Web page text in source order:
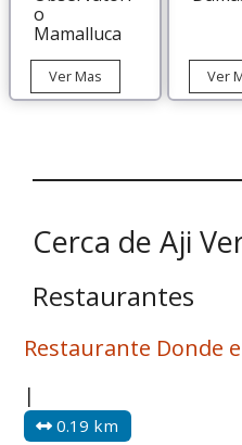
o
Mamalluca
Ver Mas
Observatorio
Ver
Cerca de Aji
Restaurantes
Restaurante Donde
|
0.19 km